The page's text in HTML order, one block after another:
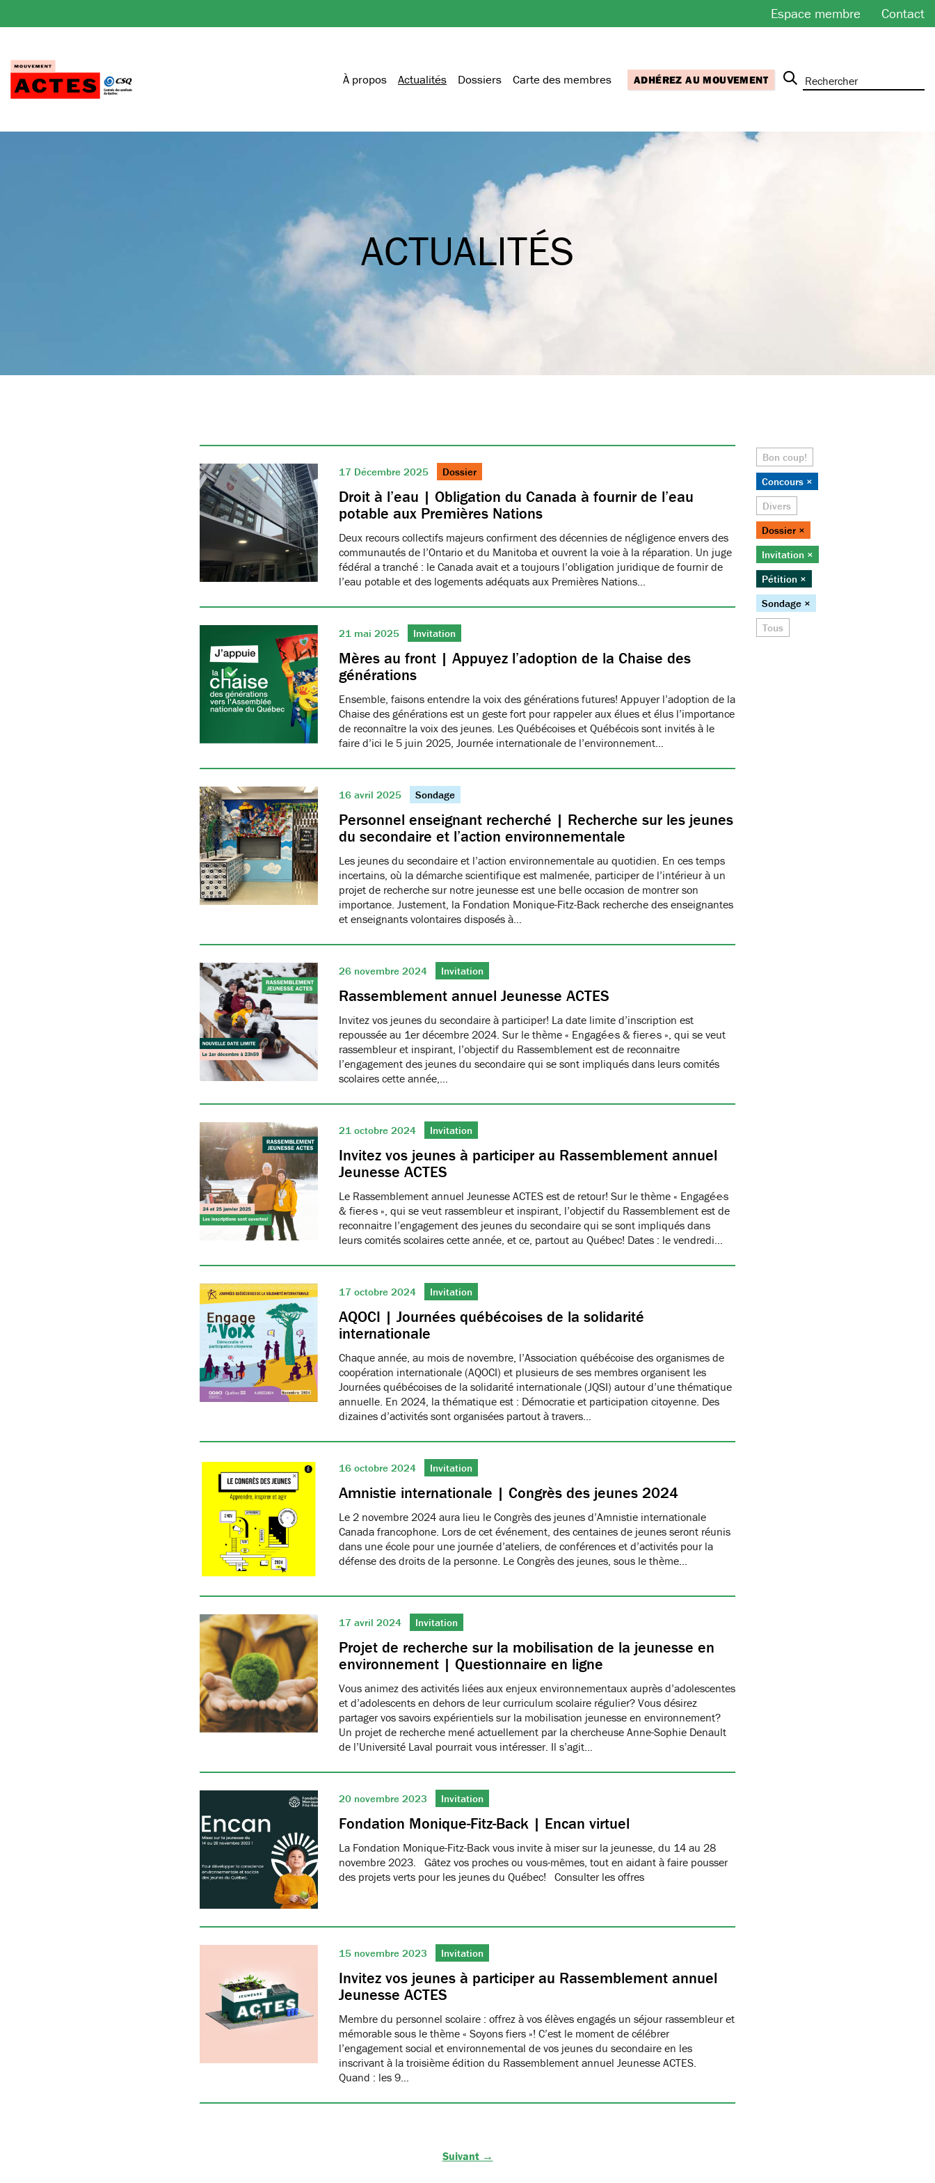
au
Espace membre Contact
À propos Actualités Dossiers Carte des membres ADHÉREZ AU MOUVEMENT
ACTUALITÉS
17 Décembre 2025 Dossier
Droit à l’eau | Obligation du Canada à fournir de l’eau
potable aux Premières Nations
Deux recours collectifs majeurs confirment des décennies de négligence envers des
communautés de l’Ontario et du Manitoba et ouvrent la voie à la réparation. Un juge
fédéral a tranché : le Canada avait et a toujours l’obligation juridique de fournir de
l’eau potable et des logements adéquats aux Premières Nations…
21 mai 2025 Invitation
Mères au front | Appuyez l’adoption de la Chaise des
générations
Ensemble, faisons entendre la voix des générations futures! Appuyer l’adoption de la
Chaise des générations est un geste fort pour rappeler aux élues et élus l’importance
de reconnaître la voix des jeunes. Les Québécoises et Québécois sont invités à le
faire d’ici le 5 juin 2025, Journée internationale de l’environnement…
16 avril 2025 Sondage
Personnel enseignant recherché | Recherche sur les jeunes
du secondaire et l’action environnementale
Les jeunes du secondaire et l’action environnementale au quotidien. En ces temps
incertains, où la démarche scientifique est malmenée, participer de l’intérieur à un
projet de recherche sur notre jeunesse est une belle occasion de montrer son
importance. Justement, la Fondation Monique-Fitz-Back recherche des enseignantes
et enseignants volontaires disposés à…
26 novembre 2024 Invitation
Rassemblement annuel Jeunesse ACTES
Invitez vos jeunes du secondaire à participer! La date limite d’inscription est
repoussée au 1er décembre 2024. Sur le thème « Engagé·e·s & fier·e·s », qui se veut
rassembleur et inspirant, l’objectif du Rassemblement est de reconnaitre
l’engagement des jeunes du secondaire qui se sont impliqués dans leurs comités
scolaires cette année,…
21 octobre 2024 Invitation
Invitez vos jeunes à participer au Rassemblement annuel
Jeunesse ACTES
Le Rassemblement annuel Jeunesse ACTES est de retour! Sur le thème « Engagé·e·s
& fier·e·s », qui se veut rassembleur et inspirant, l’objectif du Rassemblement est de
reconnaitre l’engagement des jeunes du secondaire qui se sont impliqués dans
leurs comités scolaires cette année, et ce, partout au Québec! Dates : le vendredi…
17 octobre 2024 Invitation
AQOCI | Journées québécoises de la solidarité
internationale
Chaque année, au mois de novembre, l’Association québécoise des organismes de
coopération internationale (AQOCI) et plusieurs de ses membres organisent les
Journées québécoises de la solidarité internationale (JQSI) autour d’une thématique
annuelle. En 2024, la thématique est : Démocratie et participation citoyenne. Des
dizaines d’activités sont organisées partout à travers…
16 octobre 2024 Invitation
Amnistie internationale | Congrès des jeunes 2024
Le 2 novembre 2024 aura lieu le Congrès des jeunes d’Amnistie internationale
Canada francophone. Lors de cet événement, des centaines de jeunes seront réunis
dans une école pour une journée d’ateliers, de conférences et d’activités pour la
défense des droits de la personne. Le Congrès des jeunes, sous le thème…
17 avril 2024 Invitation
Projet de recherche sur la mobilisation de la jeunesse en
environnement | Questionnaire en ligne
Vous animez des activités liées aux enjeux environnementaux auprès d’adolescentes
et d’adolescents en dehors de leur curriculum scolaire régulier? Vous désirez
partager vos savoirs expérientiels sur la mobilisation jeunesse en environnement?
Un projet de recherche mené actuellement par la chercheuse Anne-Sophie Denault
de l’Université Laval pourrait vous intéresser. Il s’agit…
20 novembre 2023 Invitation
Fondation Monique-Fitz-Back | Encan virtuel
La Fondation Monique-Fitz-Back vous invite à miser sur la jeunesse, du 14 au 28
novembre 2023. Gâtez vos proches ou vous-mêmes, tout en aidant à faire pousser
des projets verts pour les jeunes du Québec! Consulter les offres
15 novembre 2023 Invitation
Invitez vos jeunes à participer au Rassemblement annuel
Jeunesse ACTES
Membre du personnel scolaire : offrez à vos élèves engagés un séjour rassembleur et
mémorable sous le thème « Soyons fiers »! C’est le moment de célébrer
l’engagement social et environnemental de vos jeunes du secondaire en les
inscrivant à la troisième édition du Rassemblement annuel Jeunesse ACTES.
Quand : les 9…
Bon coup!
Concours ×
Divers
Dossier ×
Invitation ×
Pétition ×
Sondage ×
Tous
Suivant →